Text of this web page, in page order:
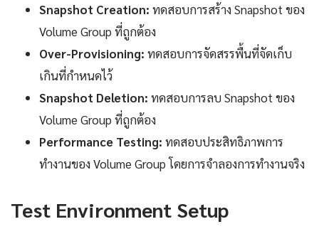
Snapshot Creation: ทดสอบการสร้าง Snapshot ของ
Volume Group ที่ถูกต้อง
Over-Provisioning: ทดสอบการจัดสรรพื้นที่จัดเก็บ
เกินที่กำหนดไว้
Snapshot Deletion: ทดสอบการลบ Snapshot ของ
Volume Group ที่ถูกต้อง
Performance Testing: ทดสอบประสิทธิภาพการ
ทำงานของ Volume Group โดยการจำลองการทำงานจริง
Test Environment Setup